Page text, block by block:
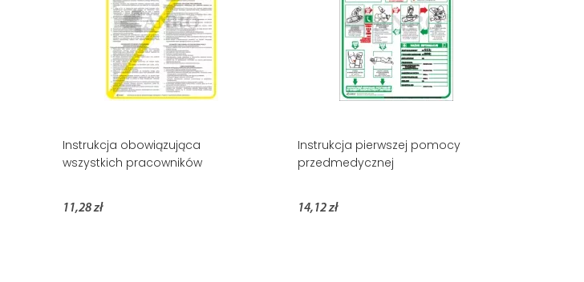
Instrukcja obowiązująca
wszystkich pracowników
11,28 zł
Instrukcja pierwszej pomocy
przedmedycznej
14,12 zł